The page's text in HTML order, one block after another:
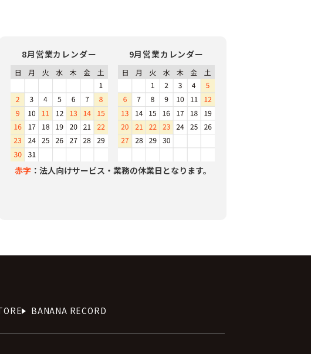
8月営業カレンダー 9月営業カレンダー
赤字 ：法人向けサービス・業務の休業日となります。
BANANA RECORD